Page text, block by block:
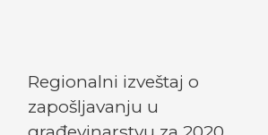
Regionalni izveštaj o
zapošljavanju u